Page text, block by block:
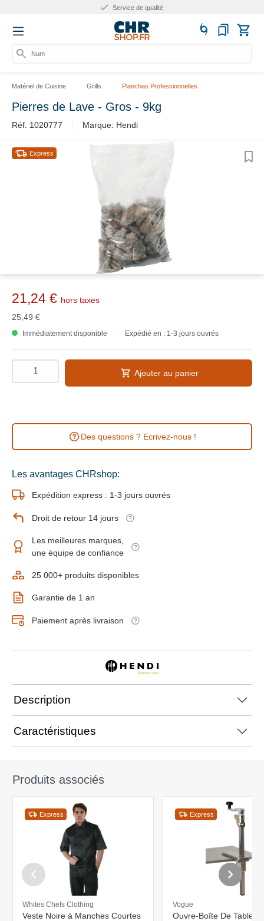
Service de qualité
Numé
Matériel de Cuisine Grills Planchas Professionnelles
Pierres de Lave - Gros - 9kg
Réf. 1020777 Marque: Hendi
Express
21,24 € hors taxes
25,49 €
Immédiatement disponible Expédié en : 1-3 jours ouvrés
Ajouter au panier
Des questions ? Ecrivez-nous !
Les avantages CHRshop:
Expédition express : 1-3 jours ouvrés
Droit de retour 14 jours
Les meilleures marques,
une équipe de confiance
25 000+ produits disponibles
Garantie de 1 an
Paiement après livraison
Description
Caractéristiques
Produits associés
Express
Whites Chefs Clothing
Veste Noire à Manches Courtes
Express
Vogue
Ouvre-Boîte De Table